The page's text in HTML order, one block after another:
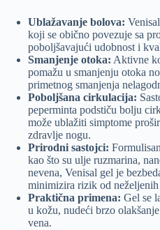
Ublažavanje bolova:
koji se obično povezuje sa
poboljšavajući udobnost i
Smanjenje otoka: Aktivne
pomažu u smanjenju otoka
primetnog smanjenja
Poboljšana cirkulacija:
peperminta podstiču bolju
može ublažiti simptome
zdravlje nogu.
Prirodni sastojci:
kao što su ulje ruzmarina,
nevena, Venisal gel je
minimizira rizik od neželjenih
Praktična primena: Gel se
u kožu, nudeći brzo
vena.